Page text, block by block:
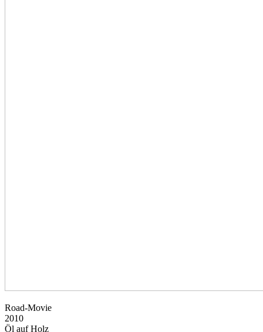
Road-Movie
2010
Öl auf Holz